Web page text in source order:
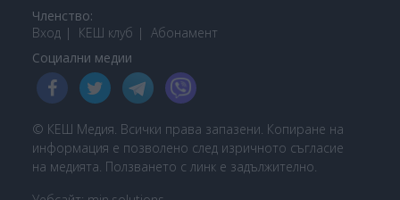
Членство:
Вход
КЕШ клуб Абонамент
Социални медии
© КЕШ Медия. Всички права запазени. Копиране на
информация е позволено след изричното съгласие
на медията. Ползването с линк е задължително.